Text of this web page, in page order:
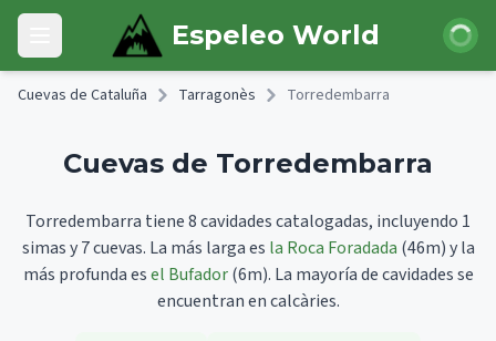
Skip to main content
Open main menu Espeleo World Iniciar
Cuevas de Cataluña Tarragonès Torredembarra
Cuevas de Torredembarra
Torredembarra tiene 8 cavidades catalogadas, incluyendo 1
simas y 7 cuevas. La más larga es la Roca Foradada (46m)y la
más profunda esel Bufador(6m). La mayoría de cavidades se
encuentran en calcàries.